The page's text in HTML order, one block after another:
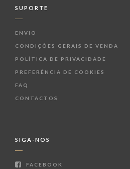
SUPORTE
ENVIO
CONDIÇÕES GERAIS DE VENDA
POLÍTICA DE PRIVACIDADE
PREFERÊNCIA DE COOKIES
FAQ
CONTACTOS
SIGA-NOS
FACEBOOK